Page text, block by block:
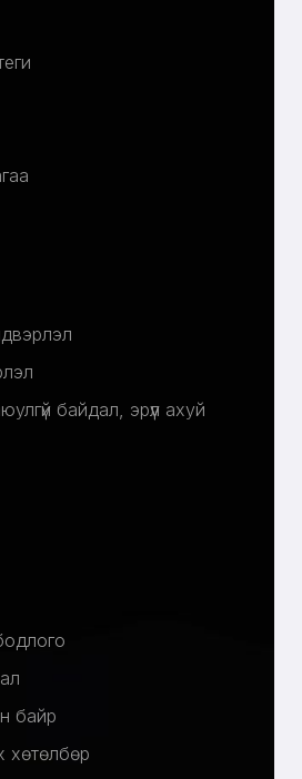
байдал, эрүүл ахуй
байр
хөтөлбөр